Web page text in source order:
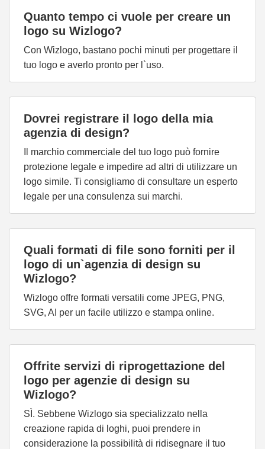
Quanto tempo ci vuole per creare un
logo su Wizlogo?
Con Wizlogo, bastano pochi minuti per progettare il
tuo logo e averlo pronto per l`uso.
Dovrei registrare il logo della mia
agenzia di design?
Il marchio commerciale del tuo logo può fornire
protezione legale e impedire ad altri di utilizzare un
logo simile. Ti consigliamo di consultare un esperto
legale per una consulenza sui marchi.
Quali formati di file sono forniti per il
logo di un`agenzia di design su
Wizlogo?
Wizlogo offre formati versatili come JPEG, PNG,
SVG, AI per un facile utilizzo e stampa online.
Offrite servizi di riprogettazione del
logo per agenzie di design su
Wizlogo?
SÌ. Sebbene Wizlogo sia specializzato nella
creazione rapida di loghi, puoi prendere in
considerazione la possibilità di ridisegnare il tuo